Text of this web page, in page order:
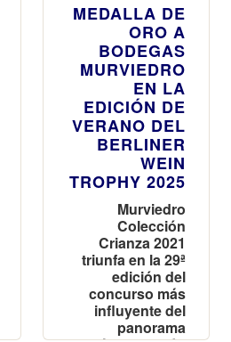
MEDALLA DE
ORO A
BODEGAS
MURVIEDRO
EN LA
EDICIÓN DE
VERANO DEL
BERLINER
WEIN
TROPHY 2025
Murviedro
Colección
Crianza 2021
triunfa en la 29ª
edición del
concurso más
influyente del
panorama